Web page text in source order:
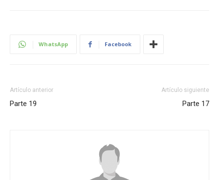
WhatsApp Facebook
Artículo anterior
Parte 19
Artículo siguiente
Parte 17